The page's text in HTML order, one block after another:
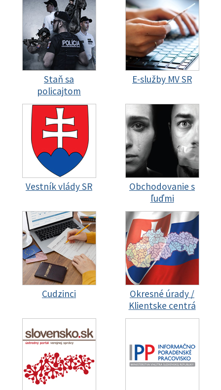
Staň sa
policajtom
E-služby MV SR
Vestník vlády SR
Obchodovanie s
ľuďmi
Cudzinci
Okresné úrady /
Klientske centrá